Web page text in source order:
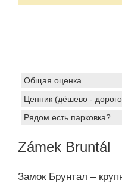
Общая оценка
Ценник (дёшево -
Рядом есть парковка?
Zámek Bruntál
Замок Брунтал –